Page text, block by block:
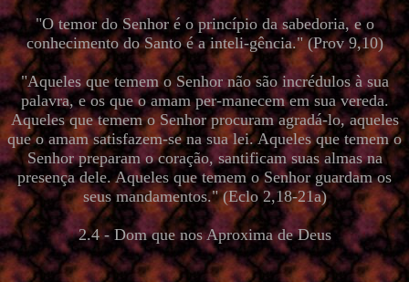
"O temor do Senhor é o princípio da sabedoria, e o
conhecimento do Santo é a inteli-gência." (Prov 9,10)
"Aqueles que temem o Senhor não são incrédulos à sua
palavra, e os que o amam per-manecem em sua vereda.
Aqueles que temem o Senhor procuram agradá-lo, aqueles
que o amam satisfazem-se na sua lei. Aqueles que temem o
Senhor preparam o coração, santificam suas almas na
presença dele. Aqueles que temem o Senhor guardam os
seus mandamentos." (Eclo 2,18-21a)
2.4 - Dom que nos Aproxima de Deus